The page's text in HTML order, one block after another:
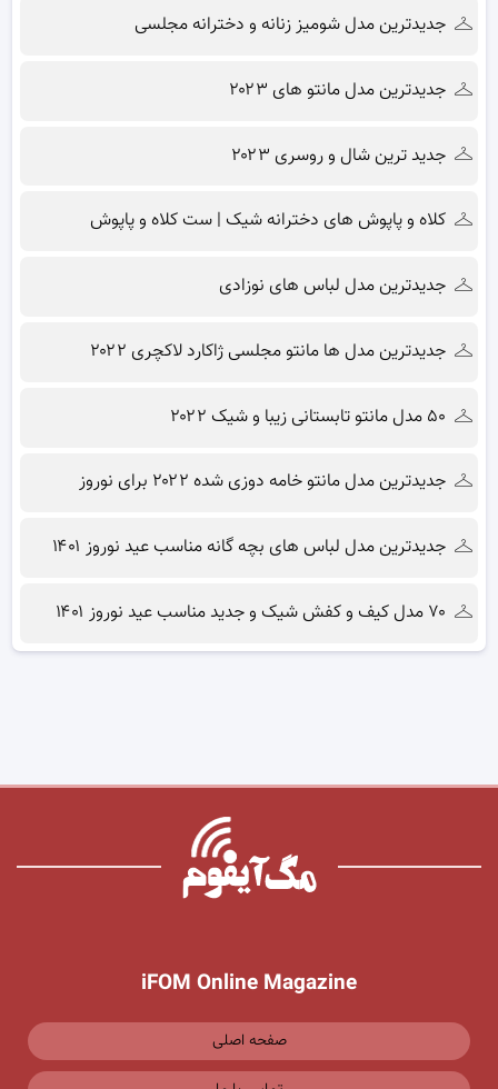
جدیدترین مدل شومیز زنانه و دخترانه مجلسی
جدیدترین مدل مانتو های ۲۰۲۳
جدید ترین شال و روسری ۲۰۲۳
کلاه و پاپوش های دخترانه شیک | ست کلاه و پاپوش
جدیدترین مدل لباس های نوزادی
جدیدترین مدل ها مانتو مجلسی ژاکارد لاکچری ۲۰۲۲
۵۰ مدل مانتو تابستانی زیبا و شیک ۲۰۲۲
جدیدترین مدل مانتو خامه دوزی شده ۲۰۲۲ برای نوروز
جدیدترین مدل لباس های بچه گانه مناسب عید نوروز ۱۴۰۱
۷۰ مدل کیف و کفش شیک و جدید مناسب عید نوروز ۱۴۰۱
iFOM Online Magazine
صفحه اصلی